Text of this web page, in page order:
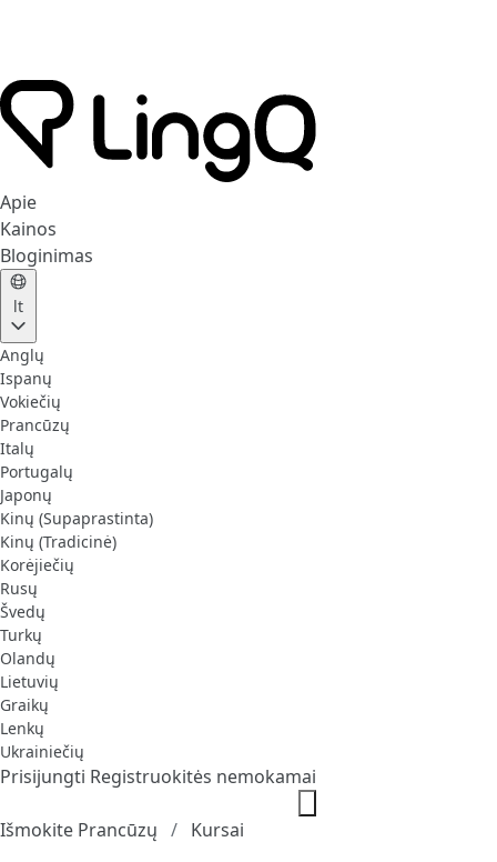
Apie
Kainos
Bloginimas
lt
Anglų
Ispanų
Vokiečių
Prancūzų
Italų
Portugalų
Japonų
Kinų (Supaprastinta)
Kinų (Tradicinė)
Korėjiečių
Rusų
Švedų
Turkų
Olandų
Lietuvių
Graikų
Lenkų
Ukrainiečių
Prisijungti Registruokitės nemokamai
Išmokite Prancūzų Kursai